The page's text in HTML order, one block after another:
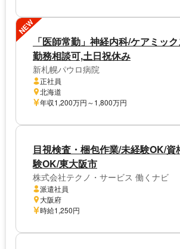
NEW
「医師常勤」神経内科/ケアミッ
勤務相談可,土日祝休み
新札幌パウロ病院
正社員
北海道
年収1,200万円～1,800万円
目視検査・梱包作業/未経験OK/資
験OK/東大阪市
株式会社テクノ・サービス 働くナビ
派遣社員
大阪府
時給1,250円